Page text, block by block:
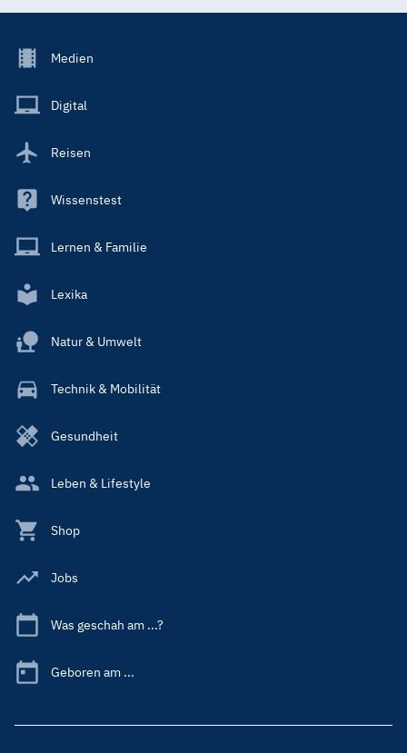
Footer
Main
Medien
Digital
Reisen
Wissenstest
Lernen & Familie
Lexika
Natur & Umwelt
Technik & Mobilität
Gesundheit
Leben & Lifestyle
Shop
Jobs
Was geschah am ...?
Geboren am ...